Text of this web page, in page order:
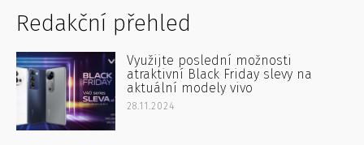
Redakční přehled
Využijte poslední možnosti
atraktivní Black Friday slevy na
aktuální modely vivo
28.11.2024